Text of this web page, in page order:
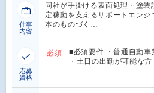
仕事
内容
同社が手掛ける表面処理・塗
定稼動を支えるサポートエンジ
本のものづく…
応募
資格
必須
■必須要件 ・普通自動車
・土日の出勤が可能な